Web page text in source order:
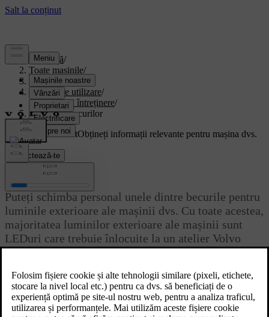
Asistență/
Toate mașinile/
EX40 2026/
Manual de utilizare/
Îngrijire și întreținere/
Înlocuirea becurilor
Suport personalizatObțineți informații relevante pentru mașina dvs.
Conectează-te
Actualizat 02.07.2025
Înlocuirea becurilor
Puteți schimba personal unele dintre becurile pentru
luminile exterioare ale mașinii dvs. Cu toate acestea,
majoritatea luminilor exterioare ale mașinii sunt
LEDuri care trebuie înlocuite la un atelier Volvo
autorizat.
Mașina dvs. vă va anunța dacă detectează un bec defect.